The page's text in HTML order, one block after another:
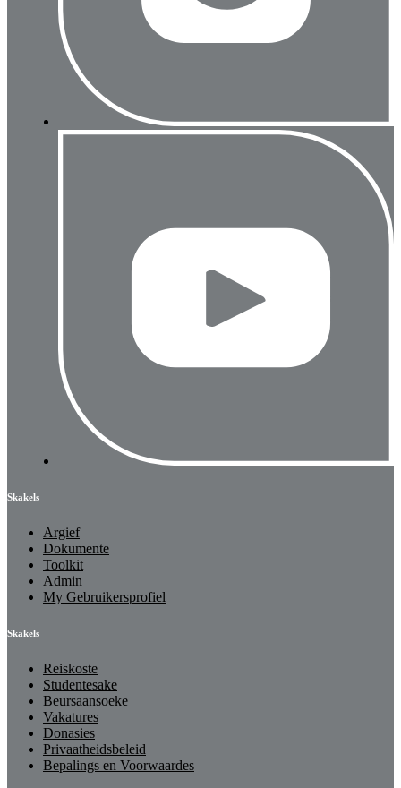
Skakels
Argief
Dokumente
Toolkit
Admin
My Gebruikersprofiel
Skakels
Reiskoste
Studentesake
Beursaansoeke
Vakatures
Donasies
Privaatheidsbeleid
Bepalings en Voorwaardes